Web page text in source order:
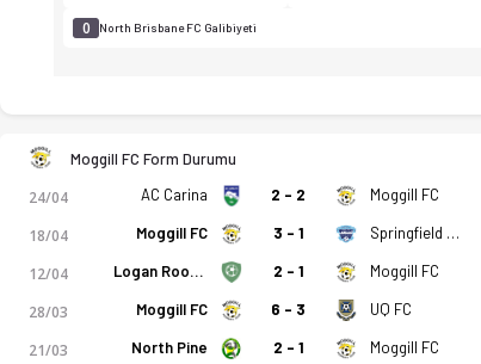
0 North Brisbane FC Galibiyeti
Moggill FC Form Durumu
24/04 AC Carina 2 - 2 Moggill FC
18/04 Moggill FC 3 - 1 Springfield United
12/04 Logan Roos FC 2 - 1 Moggill FC
28/03 Moggill FC 6 - 3 UQ FC
21/03 North Pine 2 - 1 Moggill FC